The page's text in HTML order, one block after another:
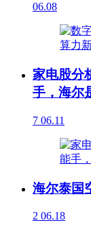
06.08
家电股分
手，海尔
7 06.11
海尔泰国
2 06.18